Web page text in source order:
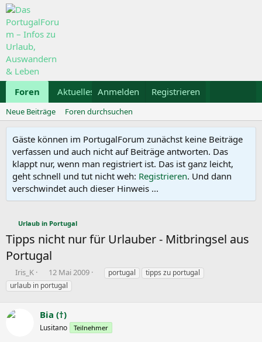
Foren Aktuelles Galerie Kalender
Anmelden Registrieren
Neue Beiträge Foren durchsuchen
Gäste können im PortugalForum zunächst keine Beiträge
verfassen und auch nicht auf Beiträge antworten. Das
klappt nur, wenn man registriert ist. Das ist ganz leicht,
geht schnell und tut nicht weh: Registrieren. Und dann
verschwindet auch dieser Hinweis ...
Urlaub in Portugal
Tipps nicht nur für Urlauber - Mitbringsel aus
Portugal
E
r
s
e
Iris_K
E
r
s
e
l
12 Mai 2009
S
g
w
portugal
tipps zu portugal
urlaub in portugal
Bia (†)
Lusitano Teilnehmer